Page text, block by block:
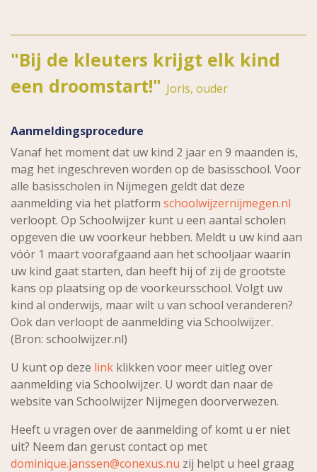
"Bij de kleuters krijgt elk kind
een droomstart!" Joris, ouder
Aanmeldingsprocedure
Vanaf het moment dat uw kind 2 jaar en 9 maanden is,
mag het ingeschreven worden op de basisschool. Voor
alle basisscholen in Nijmegen geldt dat deze
aanmelding via het platform schoolwijzernijmegen.nl
verloopt. Op Schoolwijzer kunt u een aantal scholen
opgeven die uw voorkeur hebben. Meldt u uw kind aan
vóór 1 maart voorafgaand aan het schooljaar waarin
uw kind gaat starten, dan heeft hij of zij de grootste
kans op plaatsing op de voorkeursschool. Volgt uw
kind al onderwijs, maar wilt u van school veranderen?
Ook dan verloopt de aanmelding via Schoolwijzer.
(Bron: schoolwijzer.nl)
U kunt op deze link klikken voor meer uitleg over
aanmelding via Schoolwijzer. U wordt dan naar de
website van Schoolwijzer Nijmegen doorverwezen.
Heeft u vragen over de aanmelding of komt u er niet
uit? Neem dan gerust contact op met
dominique.janssen@conexus.nu zij helpt u heel graag